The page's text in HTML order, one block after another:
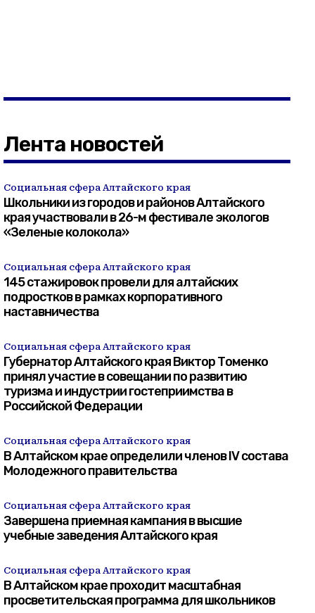
Лента новостей
Социальная сфера Алтайского края
Школьники из городов и районов Алтайского
края участвовали в 26-м фестивале экологов
«Зеленые колокола»
Социальная сфера Алтайского края
145 стажировок провели для алтайских
подростков в рамках корпоративного
наставничества
Социальная сфера Алтайского края
Губернатор Алтайского края Виктор Томенко
принял участие в совещании по развитию
туризма и индустрии гостеприимства в
Российской Федерации
Социальная сфера Алтайского края
В Алтайском крае определили членов IV состава
Молодежного правительства
Социальная сфера Алтайского края
Завершена приемная кампания в высшие
учебные заведения Алтайского края
Социальная сфера Алтайского края
В Алтайском крае проходит масштабная
просветительская программа для школьников